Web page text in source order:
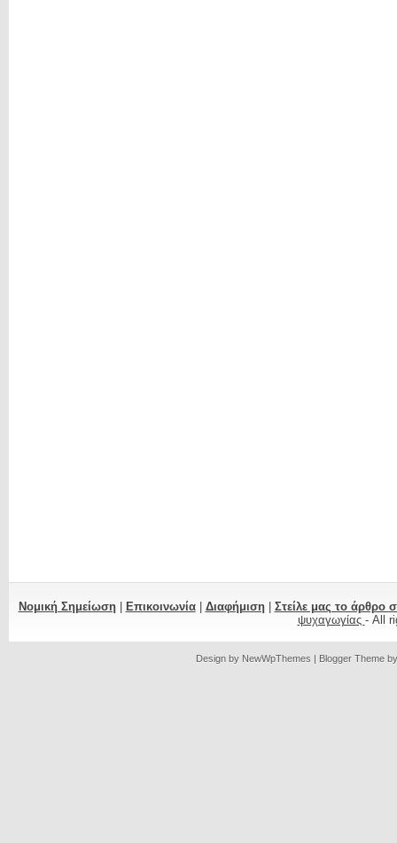
Νομική Σημείωση| Επικοινωνία| Διαφήμιση| Στείλε μας το άρθρο
ψυχαγωγίας - All
Design by NewWpThemes | Blogger Theme